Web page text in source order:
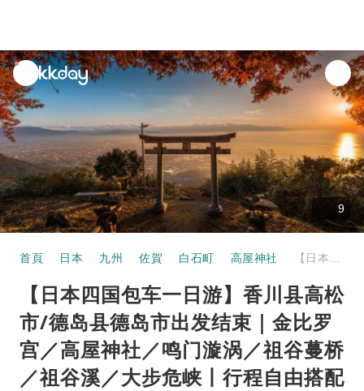
unread
notifications
9
首頁 日本 九州 佐賀 白石町 高屋神社
【日本四国包车一日游】香川县高松
市/德岛县德岛市出发结束｜金比罗
宫／高屋神社／鸣门漩涡／祖谷蔓桥
／祖谷溪／大步危峡丨行程自由搭配